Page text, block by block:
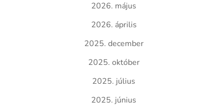
2026. május
2026. április
2025. december
2025. október
2025. július
2025. június